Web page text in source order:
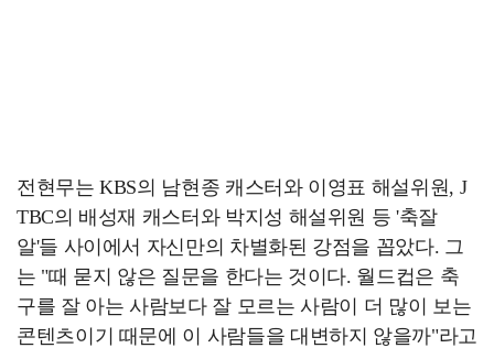
전현무는 KBS의 남현종 캐스터와 이영표 해설위원, J
TBC의 배성재 캐스터와 박지성 해설위원 등 '축잘
알'들 사이에서 자신만의 차별화된 강점을 꼽았다. 그
는 "때 묻지 않은 질문을 한다는 것이다. 월드컵은 축
구를 잘 아는 사람보다 잘 모르는 사람이 더 많이 보는
콘텐츠이기 때문에 이 사람들을 대변하지 않을까"라고